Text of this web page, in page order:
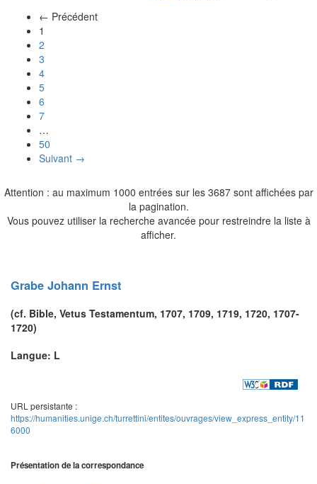
← Précédent
1
2
3
4
5
6
7
…
50
Suivant →
Attention : au maximum 1000 entrées sur les 3687 sont affichées par
la pagination.
Vous pouvez utiliser la recherche avancée pour restreindre la liste à
afficher.
Grabe Johann Ernst
(cf. Bible, Vetus Testamentum, 1707, 1709, 1719, 1720, 1707-
1720)
Langue: L
URL persistante :
https://humanities.unige.ch/turrettini/entites/ouvrages/view_express_entity/11
6000
Présentation de la correspondance